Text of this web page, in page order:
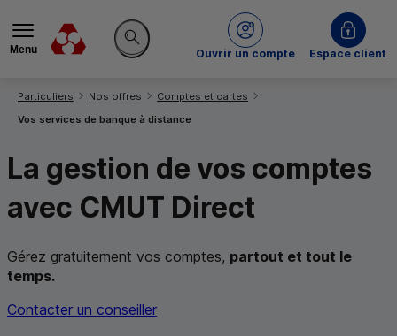
Menu
Rechercher sur le site
Ouvrir un compte
du Crédit MutuelEspace client
Vous êtes ici:
Particuliers Nos offres
Comptes et cartes
Vos services de banque à distance
La gestion de vos comptes
avec CMUT Direct
Gérez gratuitement vos comptes, partout et tout le
temps.
Contacter un conseiller